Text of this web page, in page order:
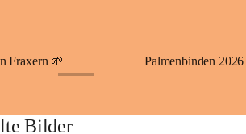
und Feiertagen können Sie bequem
zur gewünschten Zeit zu Ihrer
Sowohl von Weiler kommend nach
Fraxern-Weiler.
Fraxern 🌱 Palmenbinden 2026
Bilder